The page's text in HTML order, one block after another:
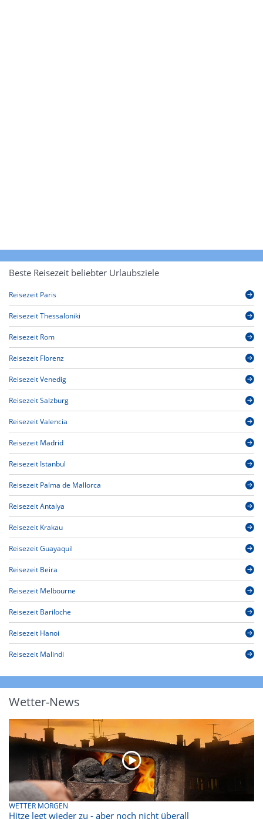
Beste Reisezeit beliebter Urlaubsziele
Reisezeit Paris
Reisezeit Thessaloniki
Reisezeit Rom
Reisezeit Florenz
Reisezeit Venedig
Reisezeit Salzburg
Reisezeit Valencia
Reisezeit Madrid
Reisezeit Istanbul
Reisezeit Palma de Mallorca
Reisezeit Antalya
Reisezeit Krakau
Reisezeit Guayaquil
Reisezeit Beira
Reisezeit Melbourne
Reisezeit Bariloche
Reisezeit Hanoi
Reisezeit Malindi
Wetter-News
WETTER MORGEN
Hitze legt wieder zu - aber noch nicht überall